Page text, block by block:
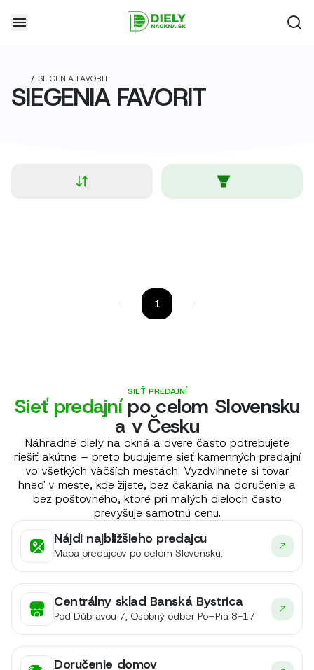
/ SIEGENIA FAVORIT
SIEGENIA FAVORIT
1
SIEŤ PREDAJNÍ
Sieť predajnípo celom Slovensku
a v Česku
Náhradné diely na okná a dvere často potrebujete
riešiť akútne – preto budujeme sieť kamenných predajní
vo všetkých väčších mestách. Vyzdvihnete si tovar
hneď v meste, kde žijete, bez čakania na doručenie a
bez poštovného, ktoré pri malých dieloch často
prevyšuje samotnú cenu.
Nájdi najbližšieho predajcu
Mapa predajcov po celom Slovensku.
Centrálny sklad Banská Bystrica
Pod Dúbravou 7, Osobný odber Po–Pia 8-17
Doručenie domov